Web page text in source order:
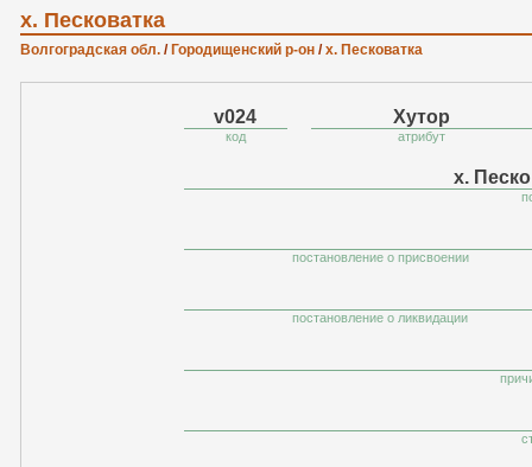
х. Песковатка
Волгоградская обл. / Городищенский р-он /х. Песковатка
v024 Хутор
код атрибут
х.
постановление о присвоении
постановление о ликвидации